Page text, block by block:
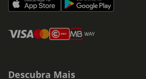
Descubra Mais